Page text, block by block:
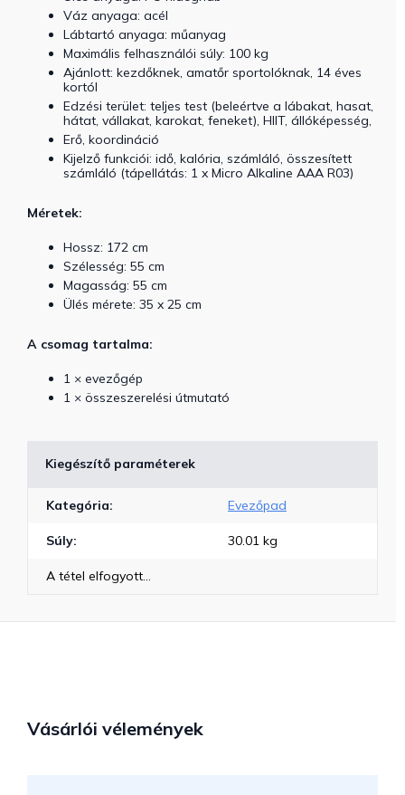
Váz anyaga: acél
Lábtartó anyaga: műanyag
Maximális felhasználói súly: 100 kg
Ajánlott: kezdőknek, amatőr sportolóknak, 14 éves
kortól
Edzési terület: teljes test (beleértve a lábakat, hasat,
hátat, vállakat, karokat, feneket), HIIT, állóképesség,
Erő, koordináció
Kijelző funkciói: idő, kalória, számláló, összesített
számláló (tápellátás: 1 x Micro Alkaline AAA R03)
Méretek:
Hossz: 172 cm
Szélesség: 55 cm
Magasság: 55 cm
Ülés mérete: 35 x 25 cm
A csomag tartalma:
1 × evezőgép
1 × összeszerelési útmutató
Kiegészítő paraméterek
Kategória: Evezőpad
Súly: 30.01 kg
A tétel elfogyott…
Vásárlói vélemények